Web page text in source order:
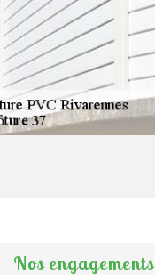
Nos engagements